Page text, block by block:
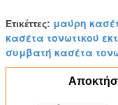
Ετικέττες: μαύρη
κασέτα τονωτικού
συμβατή κασέτα